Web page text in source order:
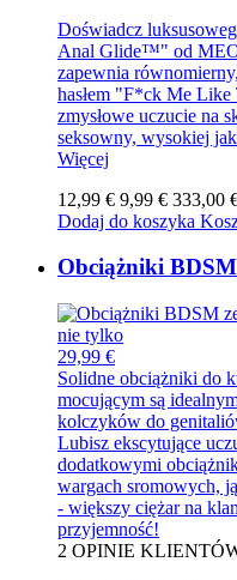
Doświadcz
Anal Glide™" od
zapewnia
hasłem "F*ck Me
zmysłowe uczucie na
seksowny, wysokiej
Więcej
12,99 € 9,99 € 333,00
Dodaj do koszyka
Obciążniki
29,99 €
Solidne obciążniki do
mocującym są
kolczyków do
Lubisz ekscytujące
dodatkowymi
wargach sromowych,
- większy ciężar na
przyjemność!
2 OPINIE